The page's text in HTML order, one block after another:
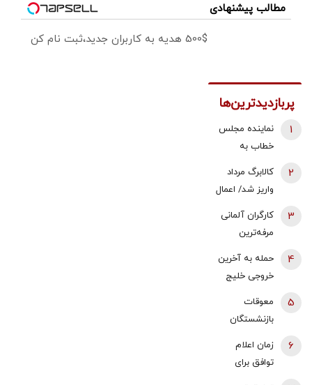
مطالب پیشنهادی
500$ هدیه به کاربران جدید،ثبت نام کن
پربازدیدترین‌ها
نماینده مجلس
خطاب به
سخنگو
هستید، نه
سخن‌نگو!
1
کالابرگ مرداد
واریز شد/ اعمال
در زمان بندی
2
کارگران آلمانی
مرفه‌ترین
حداقل دستمزد
در آلمان رشد
کرد
3
حمله به آخرین
خروجی خلیج
در گلوگاه تازه |
پیام حمله
مشکوک در
4
معوقات
بازنشستگان
واریز می‌شود
5
زمان اعلام
توافق برای
6